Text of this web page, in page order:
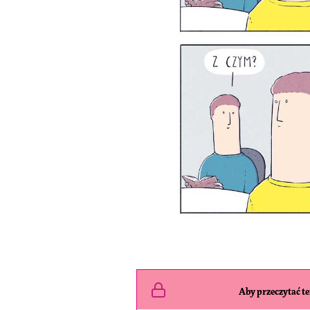
Aby przeczytać